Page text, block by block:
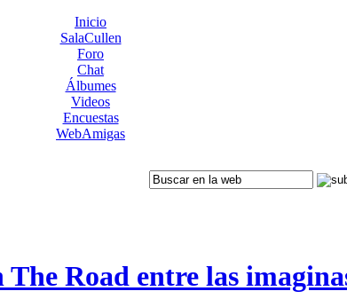
Inicio
SalaCullen
Foro
Chat
Álbumes
Videos
Encuestas
WebAmigas
Road entre las